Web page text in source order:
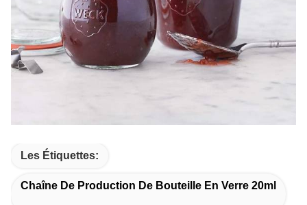
Les Étiquettes:
Chaîne De Production De Bouteille En Verre 20ml